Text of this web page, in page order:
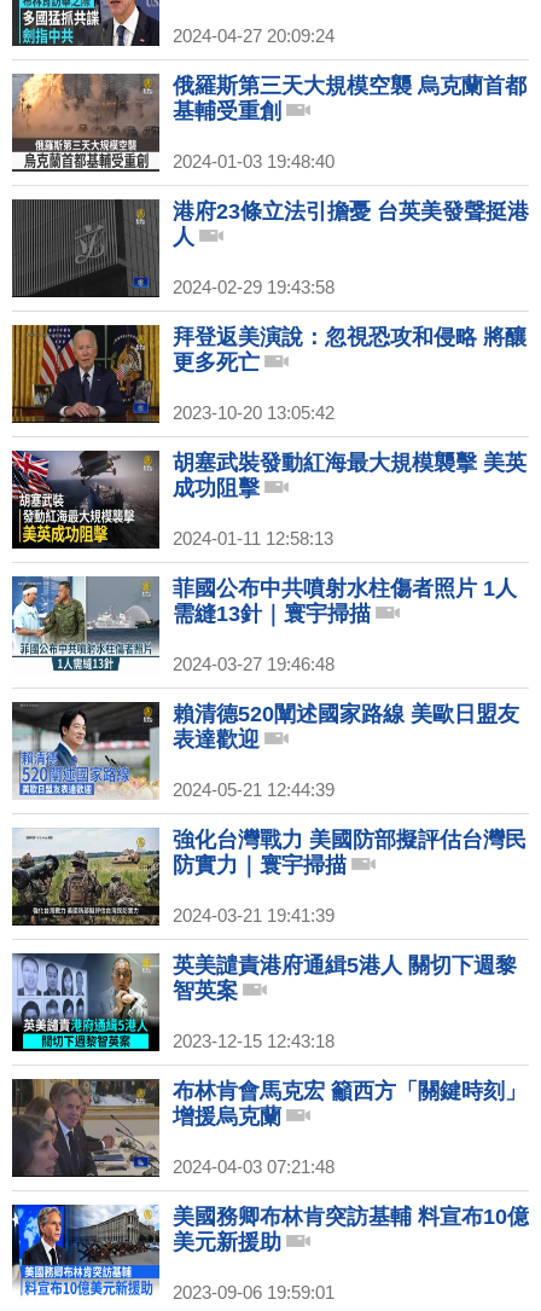
2024-04-27 20:09:24
俄羅斯第三天大規模空襲 烏克蘭首都
基輔受重創
2024-01-03 19:48:40
港府23條立法引擔憂 台英美發聲挺港
人
2024-02-29 19:43:58
拜登返美演說：忽視恐攻和侵略 將釀
更多死亡
2023-10-20 13:05:42
胡塞武裝發動紅海最大規模襲擊 美英
成功阻擊
2024-01-11 12:58:13
菲國公布中共噴射水柱傷者照片 1人
需縫13針｜寰宇掃描
2024-03-27 19:46:48
賴清德520闡述國家路線 美歐日盟友
表達歡迎
2024-05-21 12:44:39
強化台灣戰力 美國防部擬評估台灣民
防實力｜寰宇掃描
2024-03-21 19:41:39
英美譴責港府通緝5港人 關切下週黎
智英案
2023-12-15 12:43:18
布林肯會馬克宏 籲西方「關鍵時刻」
增援烏克蘭
2024-04-03 07:21:48
美國務卿布林肯突訪基輔 料宣布10億
美元新援助
2023-09-06 19:59:01